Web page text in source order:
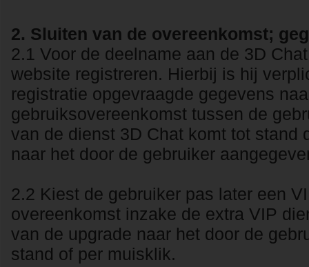
2. Sluiten van de overeenkomst;
2.1 Voor de deelname aan de 3D
website registreren. Hierbij is hij
registratie opgevraagde gegevens
gebruiksovereenkomst tussen de
van de dienst 3D Chat komt tot stand
naar het door de gebruiker
2.2 Kiest de gebruiker pas later een
overeenkomst inzake de extra VIP
van de upgrade naar het door de
stand of per muisklik.